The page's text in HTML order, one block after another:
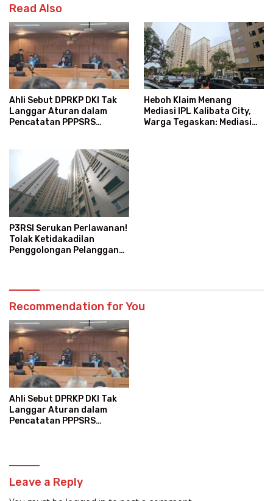
Read Also
Ahli Sebut DPRKP DKI Tak
Langgar Aturan dalam
Pencatatan PPPSRS
Heboh Klaim Menang
Mediasi IPL Kalibata City,
Warga Tegaskan: Mediasi
P3RSI Serukan Perlawanan!
Tolak Ketidakadilan
Penggolongan Pelanggan
Recommendation for You
Ahli Sebut DPRKP DKI Tak
Langgar Aturan dalam
Pencatatan PPPSRS
Leave a Reply